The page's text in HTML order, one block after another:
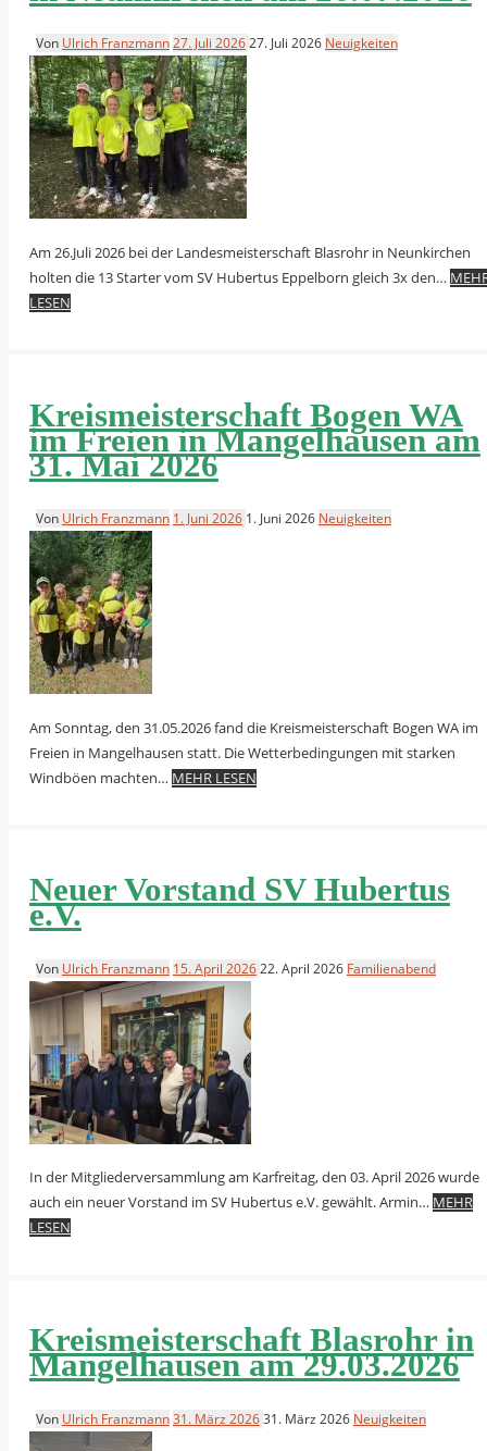
Von Ulrich Franzmann27. Juli 202627. Juli 2026 Neuigkeiten
Am 26.Juli 2026 bei der Landesmeisterschaft Blasrohr in Neunkirchen
holten die 13 Starter vom SV Hubertus Eppelborn gleich 3x den…
LESEN
Kreismeisterschaft Bogen WA
im Freien in Mangelhausen am
31. Mai 2026
Von Ulrich Franzmann 1. Juni 2026 1. Juni 2026 Neuigkeiten
Am Sonntag, den 31.05.2026 fand die Kreismeisterschaft Bogen WA im
Freien in Mangelhausen statt. Die Wetterbedingungen mit starken
Windböen machten… MEHR LESEN
Neuer Vorstand SV Hubertus
e.V.
Von Ulrich Franzmann 15. April 202622. April 2026 Familienabend
In der Mitgliederversammlung am Karfreitag, den 03. April 2026 wurde
auch ein neuer Vorstand im SV Hubertus e.V. gewählt. Armin… MEHR
LESEN
Kreismeisterschaft Blasrohr in
Mangelhausen am 29.03.2026
Von Ulrich Franzmann31. März 202631. März 2026 Neuigkeiten